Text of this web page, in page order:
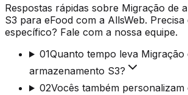
Respostas rápidas sobre Migração de
S3 para eFood com a AllsWeb. Precisa
específico? Fale com a nossa equipe.
01Quanto tempo leva Migração
armazenamento S3?
02Vocês também personalizam